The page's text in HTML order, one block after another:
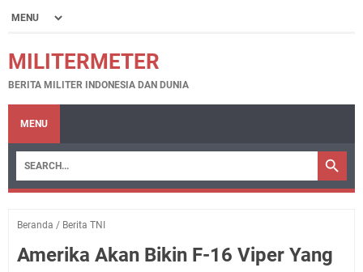
MILITERMETER
BERITA MILITER INDONESIA DAN DUNIA
MENU
Beranda / Berita TNI
Amerika Akan Bikin F-16 Viper Yang